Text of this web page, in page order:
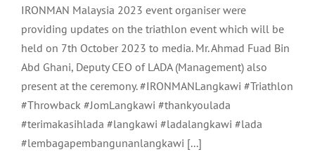
IRONMAN Malaysia 2023 event organiser were
providing updates on the triathlon event which will be
held on 7th October 2023 to media. Mr. Ahmad Fuad Bin
Abd Ghani, Deputy CEO of LADA (Management) also
present at the ceremony. #IRONMANLangkawi #Triathlon
#Throwback #JomLangkawi #thankyoulada
#terimakasihlada #langkawi #ladalangkawi #lada
#lembagapembangunanlangkawi [...]